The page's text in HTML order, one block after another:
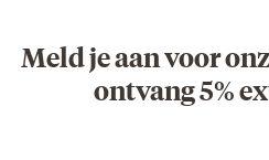
Meld je aan voor
ontvang 5%